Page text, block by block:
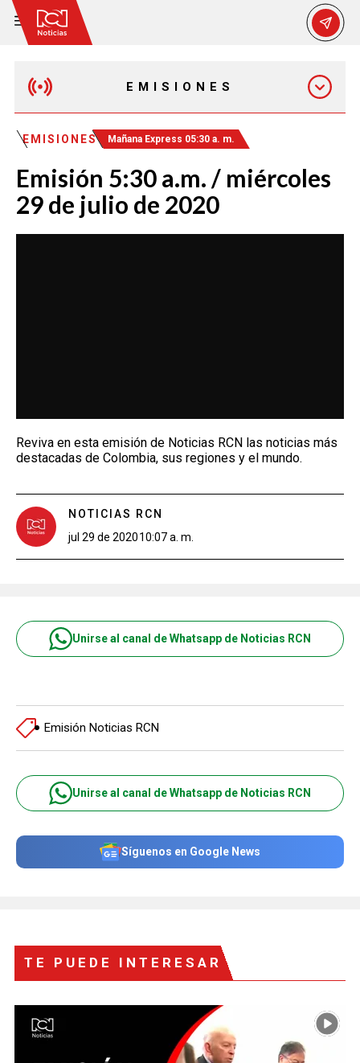
EMISIONES
MAÑANA EXPRESS
EMISIÓN 12:30 PM
EMISIONES Mañana Express 05:30 a. m.
Emisión 5:30 a.m. / miércoles
29 de julio de 2020
Reviva en esta emisión de Noticias RCN las noticias más
destacadas de Colombia, sus regiones y el mundo.
NOTICIAS RCN
jul 29 de 202010:07 a. m.
Unirse al canal de Whatsapp de Noticias RCN
Emisión Noticias RCN
Unirse al canal de Whatsapp de Noticias RCN
Síguenos en Google News
TE PUEDE INTERESAR